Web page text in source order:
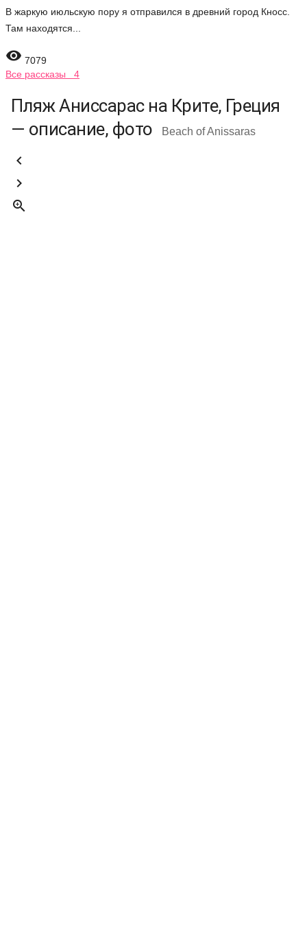
В жаркую июльскую пору я отправился в древний город Кносс.
Там находятся...
 7079
Все рассказы 4
Пляж Аниссарас на Крите, Греция
— описание, фото
Beach of Anissaras


